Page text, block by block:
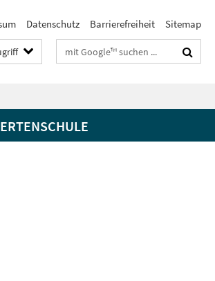
Datenschutz Barrierefreiheit Sitemap
Suchbegriffe